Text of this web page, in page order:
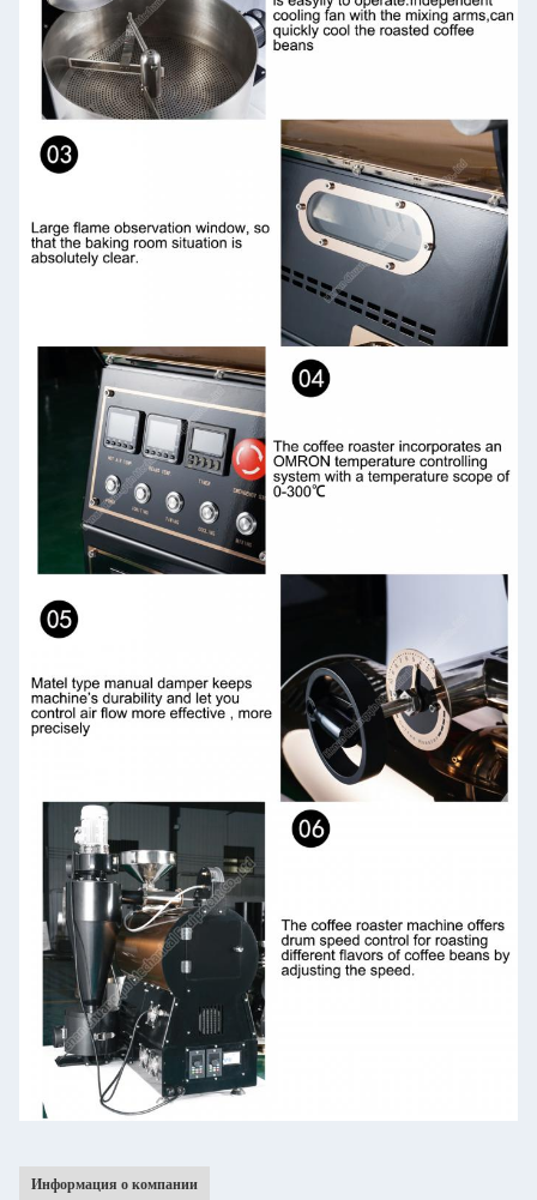
Информация о компании